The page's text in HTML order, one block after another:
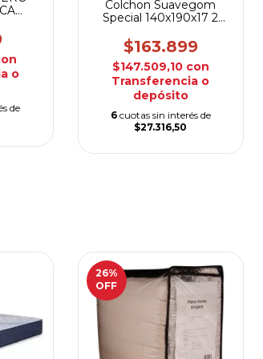
o
de
Colchon Suavegom
Special 140x190x17 2
$163.899
$147.509,10 con
Transferencia o
depósito
6 cuotas sin interés de
$27.316,50
26%
OFF